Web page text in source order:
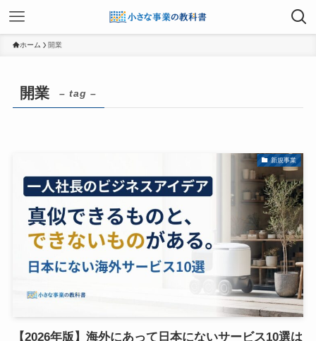
ホーム 開業
開業 – tag –
新規事業
【2026年版】海外にあって日本にないサービス10選は